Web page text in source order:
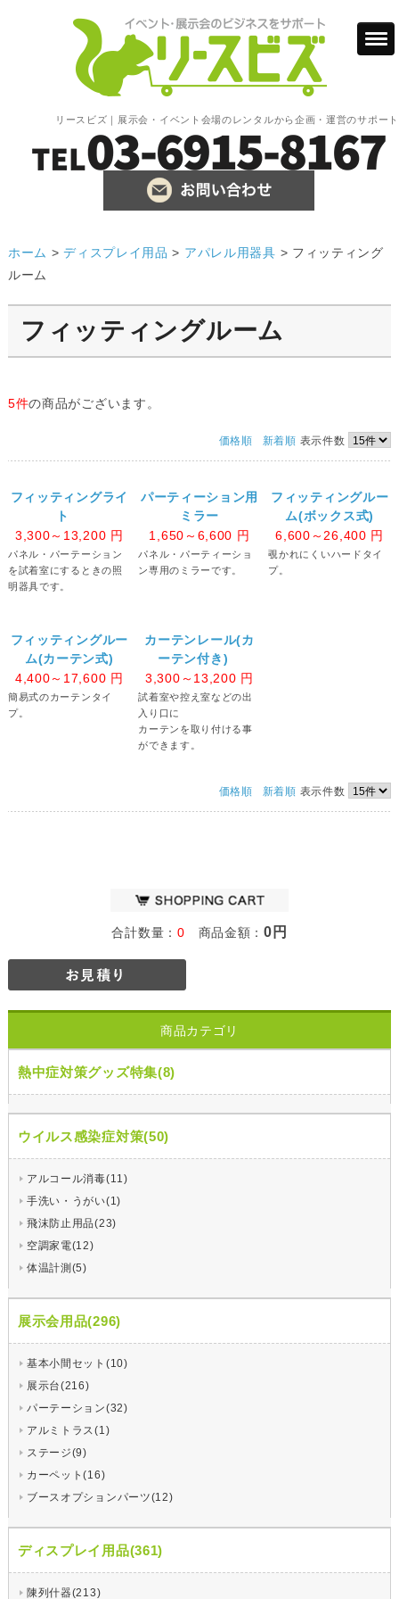
リースビズ｜展示会・イベント会場のレンタルから企画・運営のサポート
ホーム >ディスプレイ用品 > アパレル用器具 > フィッティング
ルーム
フィッティングルーム
5件の商品がございます。
価格順 新着順 表示件数
フィッティングライ
ト
3,300～13,200 円
パネル・パーテーション
を試着室にするときの照
明器具です。
パーティーション用
ミラー
1,650～6,600 円
パネル・パーティーショ
ン専用のミラーです。
フィッティングルー
ム(ボックス式)
6,600～26,400 円
覗かれにくいハードタイ
プ。
フィッティングルー
ム(カーテン式)
4,400～17,600 円
簡易式のカーテンタイ
プ。
カーテンレール(カ
ーテン付き)
3,300～13,200 円
試着室や控え室などの出
入り口に
カーテンを取り付ける事
ができます。
価格順 新着順 表示件数
合計数量： 0 商品金額：0円
商品カテゴリ
熱中症対策グッズ特集(8)
ウイルス感染症対策(50)
アルコール消毒(11)
手洗い・うがい(1)
飛沫防止用品(23)
空調家電(12)
体温計測(5)
展示会用品(296)
基本小間セット(10)
展示台(216)
パーテーション(32)
アルミトラス(1)
ステージ(9)
カーペット(16)
ブースオプションパーツ(12)
ディスプレイ用品(361)
陳列什器(213)